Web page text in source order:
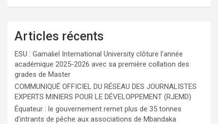
Articles récents
ESU : Gamaliel International University clôture l’année
académique 2025-2026 avec sa première collation des
grades de Master
COMMUNIQUÉ OFFICIEL DU RÉSEAU DES JOURNALISTES
EXPERTS MINIERS POUR LE DÉVELOPPEMENT (RJEMD)
Équateur : le gouvernement remet plus de 35 tonnes
d’intrants de pêche aux associations de Mbandaka